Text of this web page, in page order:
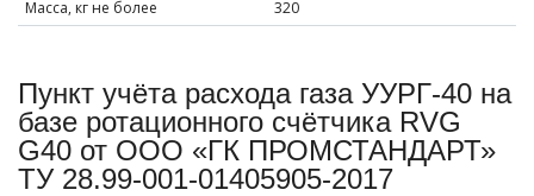
Масса, кг не более 320
Пункт учёта расхода газа УУРГ-40 на
базе ротационного счётчика RVG
G40 от ООО «ГК ПРОМСТАНДАРТ»
ТУ 28.99-001-01405905-2017